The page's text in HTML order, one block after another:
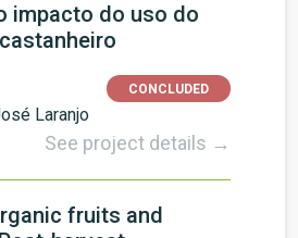
impacto do uso do
CONCLUDED
Laranjo
See project details →
fruits and